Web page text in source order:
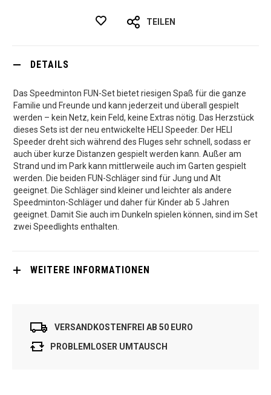
TEILEN
DETAILS
Das Speedminton FUN-Set bietet riesigen Spaß für die ganze
Familie und Freunde und kann jederzeit und überall gespielt
werden – kein Netz, kein Feld, keine Extras nötig. Das Herzstück
dieses Sets ist der neu entwickelte HELI Speeder. Der HELI
Speeder dreht sich während des Fluges sehr schnell, sodass er
auch über kurze Distanzen gespielt werden kann. Außer am
Strand und im Park kann mittlerweile auch im Garten gespielt
werden. Die beiden FUN-Schläger sind für Jung und Alt
geeignet. Die Schläger sind kleiner und leichter als andere
Speedminton-Schläger und daher für Kinder ab 5 Jahren
geeignet. Damit Sie auch im Dunkeln spielen können, sind im Set
zwei Speedlights enthalten.
WEITERE INFORMATIONEN
VERSANDKOSTENFREI AB 50 EURO
PROBLEMLOSER UMTAUSCH